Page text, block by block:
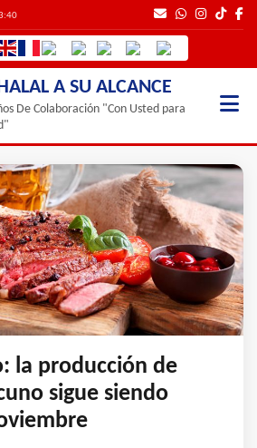
A SU ALCANCE
De Colaboración "Con Usted para
la producción de
sigue siendo